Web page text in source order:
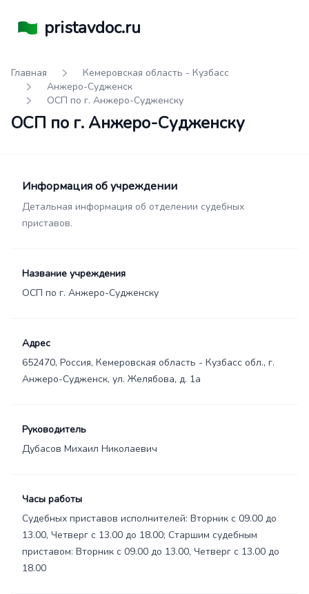
pristavdoc.ru
Главная
Кемеровская область - Кузбасс
Анжеро-Судженск
ОСП по г. Анжеро-Судженску
ОСП по г. Анжеро-Судженску
Информация об учреждении
Детальная информация об отделении судебных
приставов.
Название учреждения
ОСП по г. Анжеро-Судженску
Адрес
652470, Россия, Кемеровская область - Кузбасс обл., г.
Анжеро-Судженск, ул. Желябова, д. 1а
Руководитель
Дубасов Михаил Николаевич
Часы работы
Судебных приставов исполнителей: Вторник с 09.00 до
13.00, Четверг с 13.00 до 18.00; Старшим судебным
приставом: Вторник с 09.00 до 13.00, Четверг с 13.00 до
18.00